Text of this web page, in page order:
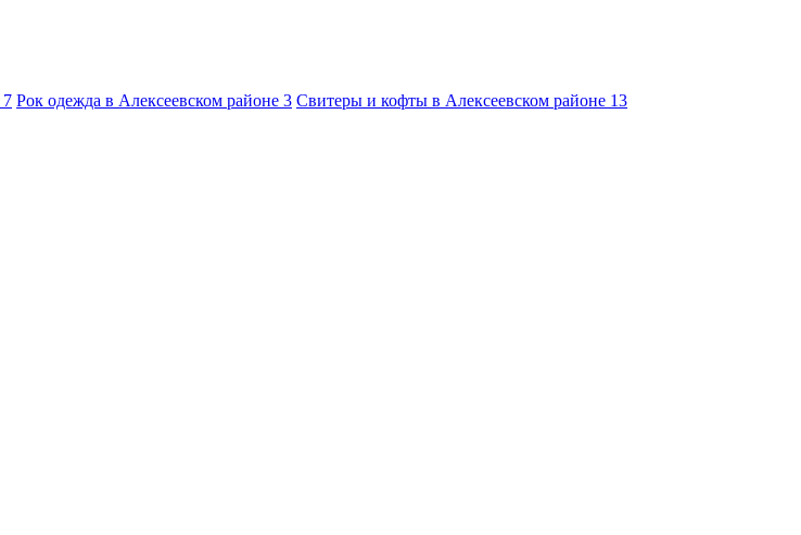
7 Рок одежда в Алексеевском районе 3 Свитеры и кофты в Алексеевском районе 13